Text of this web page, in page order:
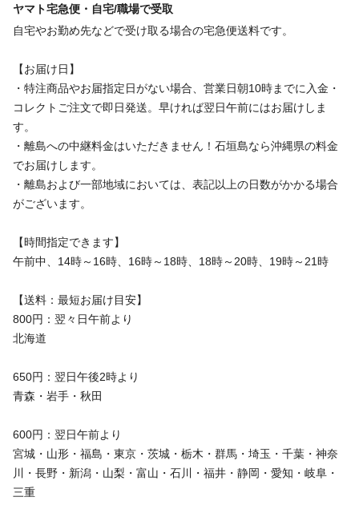
ヤマト宅急便・自宅/職場で受取
自宅やお勤め先などで受け取る場合の宅急便送料です。
【お届け日】
・特注商品やお届指定日がない場合、営業日朝10時までに入金・
コレクトご注文で即日発送。早ければ翌日午前にはお届けしま
す。
・離島への中継料金はいただきません！石垣島なら沖縄県の料金
でお届けします。
・離島および一部地域においては、表記以上の日数がかかる場合
がございます。
【時間指定できます】
午前中、14時～16時、16時～18時、18時～20時、19時～21時
【送料：最短お届け目安】
800円：翌々日午前より
北海道
650円：翌日午後2時より
青森・岩手・秋田
600円：翌日午前より
宮城・山形・福島・東京・茨城・栃木・群馬・埼玉・千葉・神奈
川・長野・新潟・山梨・富山・石川・福井・静岡・愛知・岐阜・
三重